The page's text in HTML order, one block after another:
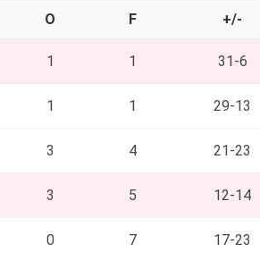
O F +/-
1 1 31-6
1 1 29-13
3 4 21-23
3 5 12-14
0 7 17-23